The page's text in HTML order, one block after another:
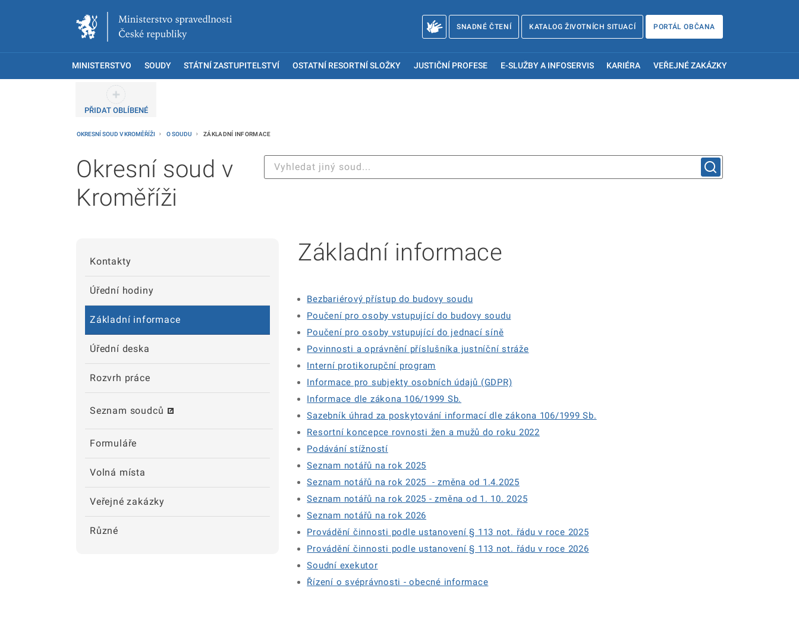
SNADNÉ ČTENÍ KATALOG ŽIVOTNÍCH SITUACÍ PORTÁL OBČANA
MINISTERSTVO SOUDY STÁTNÍ ZASTUPITELSTVÍ OSTATNÍ RESORTNÍ SLOŽKY JUSTIČNÍ PROFESE E-SLUŽBY A INFOSERVIS KARIÉRA VEŘEJNÉ ZAKÁZKY
PŘIDAT OBLÍBENÉ
OKRESNÍ SOUD V KROMĚŘÍŽI O SOUDU ZÁKLADNÍ INFORMACE
Okresní soud v
Kroměříži
Kontakty
Úřední hodiny
Základní informace
Úřední deska
Rozvrh práce
Seznam soudců
Formuláře
Volná místa
Veřejné zakázky
Různé
Základní informace
Bezbariérový přístup do budovy soudu
Poučení pro osoby vstupující do budovy soudu
Poučení pro osoby vstupující do jednací síně
Povinnosti a oprávnění příslušníka justníční stráže
Interní protikorupční program
Informace pro subjekty osobních údajů (GDPR)
Informace dle zákona 106/1999 Sb.
Sazebník úhrad za poskytování informací dle zákona 106/1999 Sb.
Resortní koncepce rovnosti žen a mužů do roku 2022
Podávání stížností
Seznam notářů na rok 2025
Seznam notářů na rok 2025 - změna od 1.4.2025
Seznam notářů na rok 2025 - změna od 1. 10. 2025
Seznam notářů na rok 2026
Provádění činnosti podle ustanovení § 113 not. řádu v roce 2025
Provádění činnosti podle ustanovení § 113 not. řádu v roce 2026
Soudní exekutor
Řízení o svéprávnosti - obecné informace